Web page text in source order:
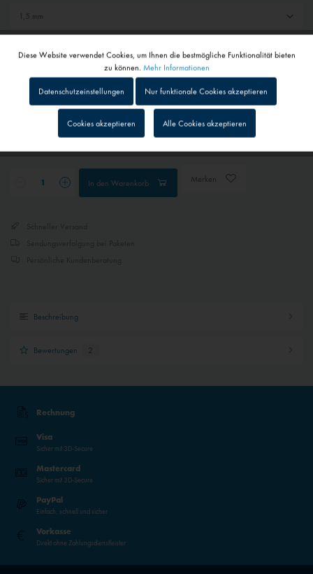
19,50 € *
inkl. MwSt.zzgl. Versandkosten
1 - 4 Werktage
Abhängig von Versand- und Zahlungsart
In den Warenkorb Merken
Beschreibung
Bewertungen 2
Rechnung
Visa
Sicher mit 3D-Secure
Mastercard
Sicher mit 3D-Secure
PayPal
Einfach, schnell und sicher
Vorkasse
Direkt ohne Zahlungsdienstleister
Tracking Inaktiv
Personalisierung Inaktiv
Diese Website verwendet Cookies, um Ihnen die bestmögliche Funktionalität bieten
zu können. Mehr Informationen
Datenschutzeinstellungen Nur funktionale Cookies akzeptieren
Cookies akzeptieren Alle Cookies akzeptieren